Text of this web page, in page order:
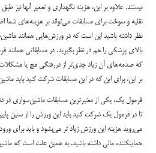
نیستند. علاوه بر این، هزینه نگهداری و تعمیر آنها نیز
نقلیه و سوخت برای مسابقات می‌تواند بر هزینه‌های شما
نظر داشته باشید این است که در ورزش‌هایی همانند
بالای پزشکی را هم در نظر بگیرید. در مسابقاتی همانند
که صدمه‌های آن زیاد جدی‌تر از دررفتگی مچ یا مشکلات
بر این، برای این که در این مسابقات شرکت کنید باید
فرمول یک، یکی از معتبرترین مسابقات ماشین‌سواری در
تا در فرمول یک شرکت کنید باید این ورزش را از سنین
می‌روید هزینه این ورزش زیاد تر می‌بشود و باید برای
حمایتکننده مالی داشته باشید. به همین علت است که